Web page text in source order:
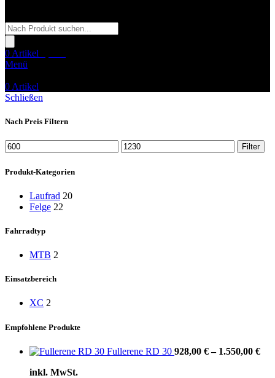
Products
search
0 Artikel
Menü
0 Artikel
Schließen
Nach Preis Filtern
Min.
Preis
Max.
Preis
Filter
Produkt-Kategorien
Laufrad 20
Felge 22
Fahrradtyp
MTB 2
Einsatzbereich
XC 2
Empfohlene Produkte
Fullerene RD 30 928,00 €– 1.550,00 €
inkl. MwSt.